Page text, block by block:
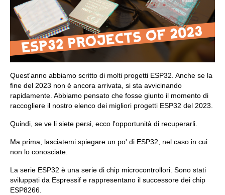
Quest'anno abbiamo scritto di molti progetti ESP32. Anche se la
fine del 2023 non è ancora arrivata, si sta avvicinando
rapidamente. Abbiamo pensato che fosse giunto il momento di
raccogliere il nostro elenco dei migliori progetti ESP32 del 2023.
Quindi, se ve li siete persi, ecco l'opportunità di recuperarli.
Ma prima, lasciatemi spiegare un po' di ESP32, nel caso in cui
non lo conosciate.
La serie ESP32 è una serie di chip microcontrollori. Sono stati
sviluppati da Espressif e rappresentano il successore dei chip
ESP8266.